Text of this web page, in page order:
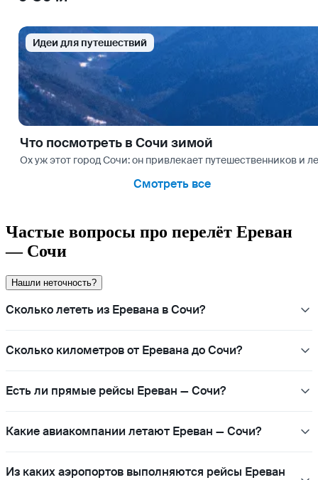
Идеи для путешествий
Что посмотреть в Сочи зимой
Ох уж этот город Сочи: он привлекает путешественников и
Смотреть все
Частые вопросы про перелёт Ереван
— Сочи
Нашли неточность?
Сколько лететь из Еревана в Сочи?
Сколько километров от Еревана до Сочи?
Есть ли прямые рейсы Ереван — Сочи?
Какие авиакомпании летают Ереван — Сочи?
Из каких аэропортов выполняются рейсы Ереван